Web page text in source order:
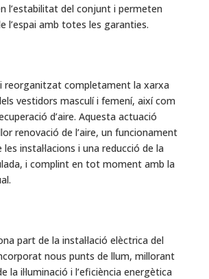
l’estabilitat del conjunt i permeten
l’espai amb totes les garanties.
reorganitzat completament la xarxa
vestidors masculí i femení, així com
d’aire. Aquesta actuació
renovació de l’aire, un funcionament
instal·lacions i una reducció de la
i complint en tot moment amb la
part de la instal·lació elèctrica del
nous punts de llum, millorant
la il·luminació i l’eficiència energètica